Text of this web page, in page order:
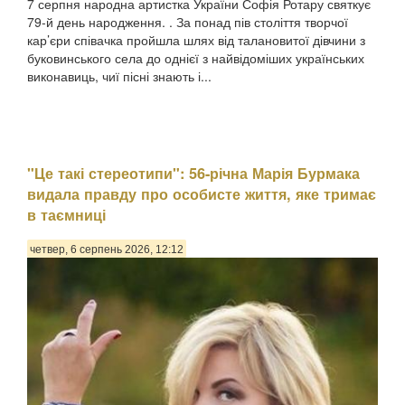
79-й день народження. . За понад пів століття творчої
кар’єри співачка пройшла шлях від талановитої дівчини з
буковинського села до однієї з найвідоміших українських
виконавиць, чиї пісні знають і...
"Це такі стереотипи": 56-річна Марія Бурмака
видала правду про особисте життя, яке тримає
в таємниці
четвер, 6 серпень 2026, 12:12